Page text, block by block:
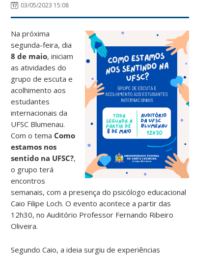
03/05/2023 15:08
Na próxima
segunda-feira, dia
8 de maio, iniciam
as atividades do
grupo de escuta e
acolhimento aos
estudantes
internacionais da
UFSC Blumenau.
Com o tema Como
estamos nos
sentido na UFSC?,
o grupo terá
encontros
semanais, com a presença do psicólogo educacional
Caio Filipe Loch. O evento acontece a partir das
12h30, no Auditório Professor Fernando Ribeiro
Oliveira.
Segundo Caio, a ideia surgiu de experiências